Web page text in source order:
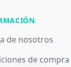
de nosotros
de compra